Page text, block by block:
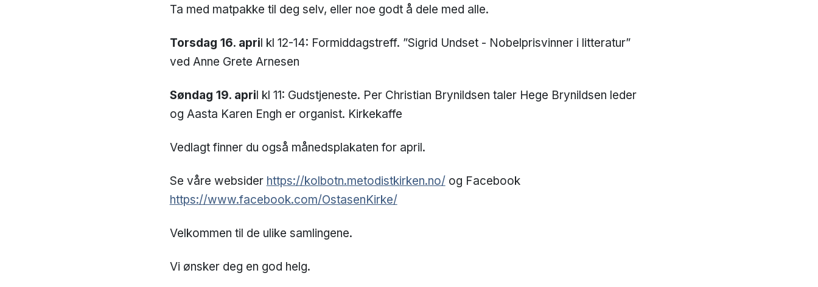
Ta med matpakke til deg selv, eller noe godt å dele med alle.
Torsdag 16. april kl 12-14: Formiddagstreff. ”Sigrid Undset - Nobelprisvinner i litteratur”
ved Anne Grete Arnesen
Søndag 19. april kl 11: Gudstjeneste. Per Christian Brynildsen taler Hege Brynildsen leder
og Aasta Karen Engh er organist. Kirkekaffe
Vedlagt finner du også månedsplakaten for april.
Se våre websider https://kolbotn.metodistkirken.no/og Facebook
https://www.facebook.com/OstasenKirke/
Velkommen til de ulike samlingene.
Vi ønsker deg en god helg.